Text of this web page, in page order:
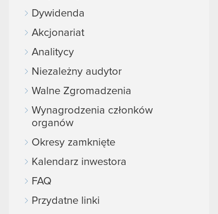
Dywidenda
Akcjonariat
Analitycy
Niezależny audytor
Walne Zgromadzenia
Wynagrodzenia członków
organów
Okresy zamknięte
Kalendarz inwestora
FAQ
Przydatne linki